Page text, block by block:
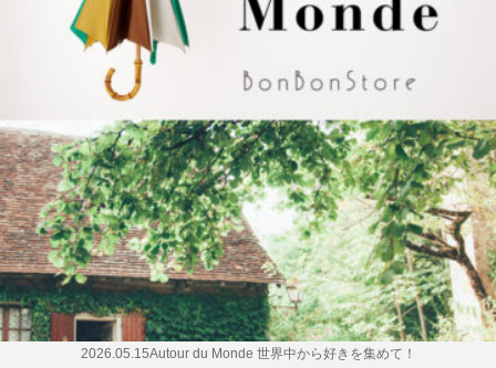
2026.05.15Autour du Monde 世界中から好きを集めて！